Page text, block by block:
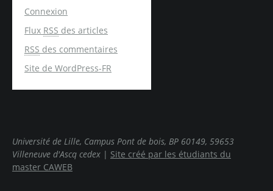
Connexion
Flux RSS des articles
RSS des commentaires
Site de WordPress-FR
Université de Lille, Campus Pont de bois, BP 60149, 59653
Villeneuve d'Ascq cedex | Site créé par les étudiants du
master CAWEB